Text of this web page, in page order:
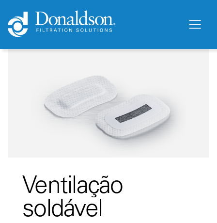
Ventilação
soldável